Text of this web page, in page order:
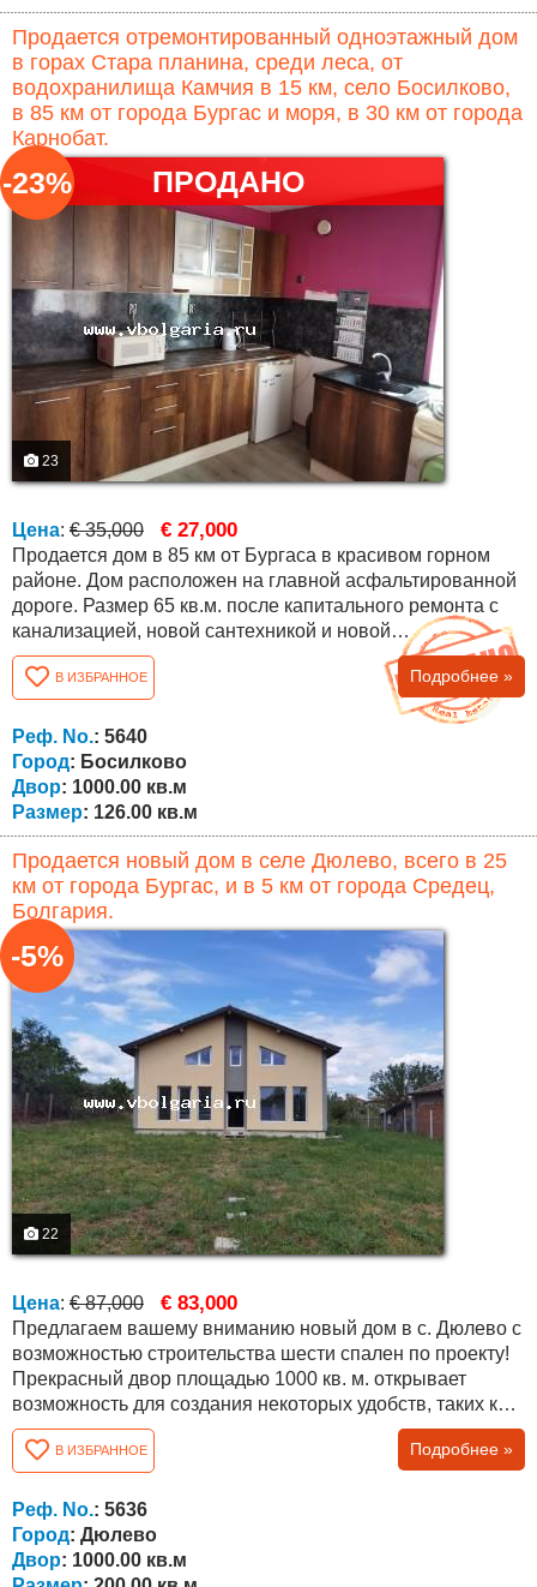
Продается отремонтированный одноэтажный дом
в горах Стара планина, среди леса, от
водохранилища Камчия в 15 км, село Босилково,
в 85 км от города Бургас и моря, в 30 км от города
Карнобат.
ПРОДАНО
23
-23%
Цена: € 35,000 € 27,000
Продается дом в 85 км от Бургаса в красивом горном
районе. Дом расположен на главной асфальтированной
дороге. Размер 65 кв.м. после капитального ремонта с
канализацией, новой сантехникой и новой
электропроводкой, ПВХ-окнами, ламинатом и
дополнительными постройками летняя кухня и сарай 58
кв.м. которые записаны в нотариальном акте. Три
комнаты – детская, кухня, спальня и переходная комната
с прекрасным видом на горы, внутренняя...
В ИЗБРАННОЕ Подробнее »
Реф. No.: 5640
Город: Босилково
Двор: 1000.00 кв.м
Размер: 126.00 кв.м
Продается новый дом в селе Дюлево, всего в 25
км от города Бургас, и в 5 км от города Средец,
Болгария.
22
-5%
Цена: € 87,000 € 83,000
Предлагаем вашему вниманию новый дом в с. Дюлево с
возможностью строительства шести спален по проекту!
Прекрасный двор площадью 1000 кв. м. открывает
возможность для создания некоторых удобств, таких как
барбекю, беседки, бассейны и т.д. Село Дюлево
находится в 25 км от областного города Бургас, с
построенной качественной и поддерживаемой
асфальтовой дорогой. По соседству построено
несколько новых домов тех, кто работает и ездит в...
В ИЗБРАННОЕ Подробнее »
Реф. No.: 5636
Город: Дюлево
Двор: 1000.00 кв.м